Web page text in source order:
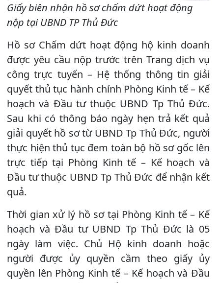
Giấy biên nhận hồ sơ chấm dứt hoạt động
nộp tại UBND TP Thủ Đức
Hồ sơ Chấm dứt hoạt động hộ kinh doanh
được yêu cầu nộp trước trên Trang dịch vụ
công trực tuyến – Hệ thống thông tin giải
quyết thủ tục hành chính Phòng Kinh tế – Kế
hoạch và Đầu tư thuộc UBND Tp Thủ Đức.
Sau khi có thông báo ngày hẹn trả kết quả
giải quyết hồ sơ từ UBND Tp Thủ Đức, người
thực hiện thủ tục đem toàn bộ hồ sơ gốc lên
trực tiếp tại Phòng Kinh tế – Kế hoạch và
Đầu tư thuộc UBND Tp Thủ Đức để nhận kết
quả.
Thời gian xử lý hồ sơ tại Phòng Kinh tế – Kế
hoạch và Đầu tư UBND Tp Thủ Đức là 05
ngày làm việc. Chủ Hộ kinh doanh hoặc
người được ủy quyền cầm theo giấy ủy
quyền lên Phòng Kinh tế – Kế hoạch và Đầu